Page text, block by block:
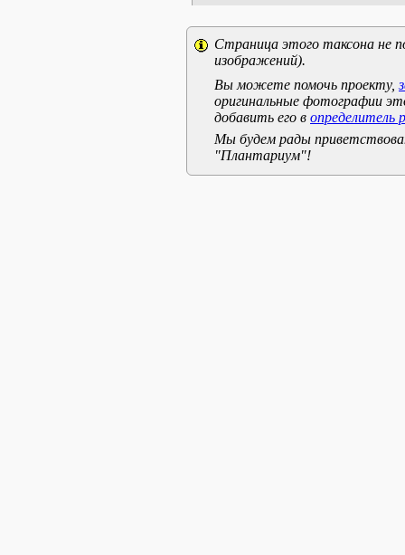
Страница этого таксона не
изображений).
Вы можете помочь проекту,
оригинальные фотографии
добавить его в определитель
Мы будем рады
"Плантариум"!